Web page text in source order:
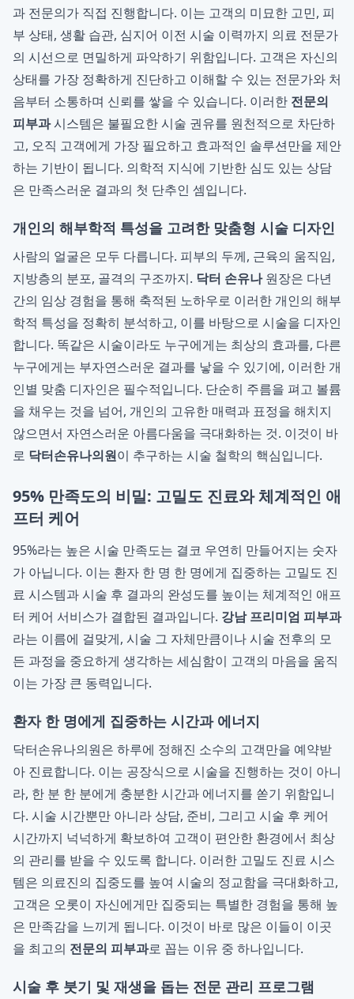
과 전문의가 직접 진행합니다. 이는 고객의 미묘한 고민, 피
부 상태, 생활 습관, 심지어 이전 시술 이력까지 의료 전문가
의 시선으로 면밀하게 파악하기 위함입니다. 고객은 자신의
상태를 가장 정확하게 진단하고 이해할 수 있는 전문가와 처
음부터 소통하며 신뢰를 쌓을 수 있습니다. 이러한 전문의
피부과시스템은 불필요한 시술 권유를 원천적으로 차단하
고, 오직 고객에게 가장 필요하고 효과적인 솔루션만을 제안
하는 기반이 됩니다. 의학적 지식에 기반한 심도 있는 상담
은 만족스러운 결과의 첫 단추인 셈입니다.
개인의 해부학적 특성을 고려한 맞춤형 시술 디자인
사람의 얼굴은 모두 다릅니다. 피부의 두께, 근육의 움직임,
지방층의 분포, 골격의 구조까지. 닥터 손유나원장은 다년
간의 임상 경험을 통해 축적된 노하우로 이러한 개인의 해부
학적 특성을 정확히 분석하고, 이를 바탕으로 시술을 디자인
합니다. 똑같은 시술이라도 누구에게는 최상의 효과를, 다른
누구에게는 부자연스러운 결과를 낳을 수 있기에, 이러한 개
인별 맞춤 디자인은 필수적입니다. 단순히 주름을 펴고 볼륨
을 채우는 것을 넘어, 개인의 고유한 매력과 표정을 해치지
않으면서 자연스러운 아름다움을 극대화하는 것. 이것이 바
로 닥터손유나의원이 추구하는 시술 철학의 핵심입니다.
95% 만족도의 비밀: 고밀도 진료와 체계적인 애
프터 케어
95%라는 높은 시술 만족도는 결코 우연히 만들어지는 숫자
가 아닙니다. 이는 환자 한 명 한 명에게 집중하는 고밀도 진
료 시스템과 시술 후 결과의 완성도를 높이는 체계적인 애프
터 케어 서비스가 결합된 결과입니다. 강남 프리미엄 피부과
라는 이름에 걸맞게, 시술 그 자체만큼이나 시술 전후의 모
든 과정을 중요하게 생각하는 세심함이 고객의 마음을 움직
이는 가장 큰 동력입니다.
환자 한 명에게 집중하는 시간과 에너지
닥터손유나의원은 하루에 정해진 소수의 고객만을 예약받
아 진료합니다. 이는 공장식으로 시술을 진행하는 것이 아니
라, 한 분 한 분에게 충분한 시간과 에너지를 쏟기 위함입니
다. 시술 시간뿐만 아니라 상담, 준비, 그리고 시술 후 케어
시간까지 넉넉하게 확보하여 고객이 편안한 환경에서 최상
의 관리를 받을 수 있도록 합니다. 이러한 고밀도 진료 시스
템은 의료진의 집중도를 높여 시술의 정교함을 극대화하고,
고객은 오롯이 자신에게만 집중되는 특별한 경험을 통해 높
은 만족감을 느끼게 됩니다. 이것이 바로 많은 이들이 이곳
을 최고의 전문의 피부과로 꼽는 이유 중 하나입니다.
시술 후 붓기 및 재생을 돕는 전문 관리 프로그램